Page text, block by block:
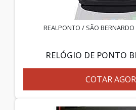
REALPONTO / SÃO
RELÓGIO DE PONTO
COTAR